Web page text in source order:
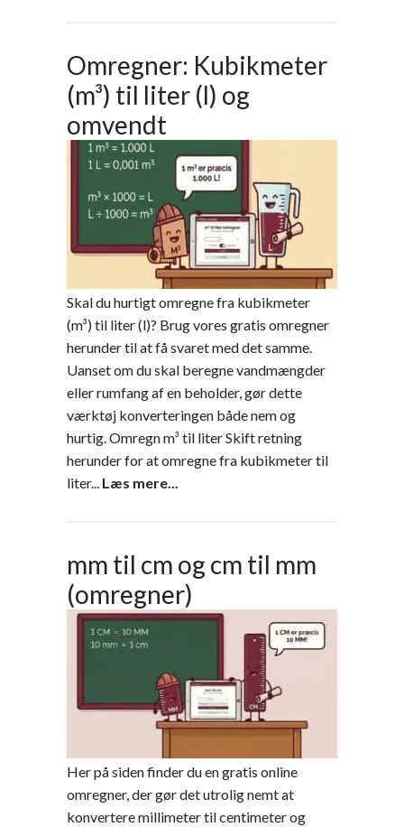
Omregner: Kubikmeter
(m³) til liter (l) og
omvendt
Skal du hurtigt omregne fra kubikmeter
(m³) til liter (l)? Brug vores gratis omregner
herunder til at få svaret med det samme.
Uanset om du skal beregne vandmængder
eller rumfang af en beholder, gør dette
værktøj konverteringen både nem og
hurtig. Omregn m³ til liter Skift retning
herunder for at omregne fra kubikmeter til
liter... Læs mere...
mm til cm og cm til mm
(omregner)
Her på siden finder du en gratis online
omregner, der gør det utrolig nemt at
konvertere millimeter til centimeter og